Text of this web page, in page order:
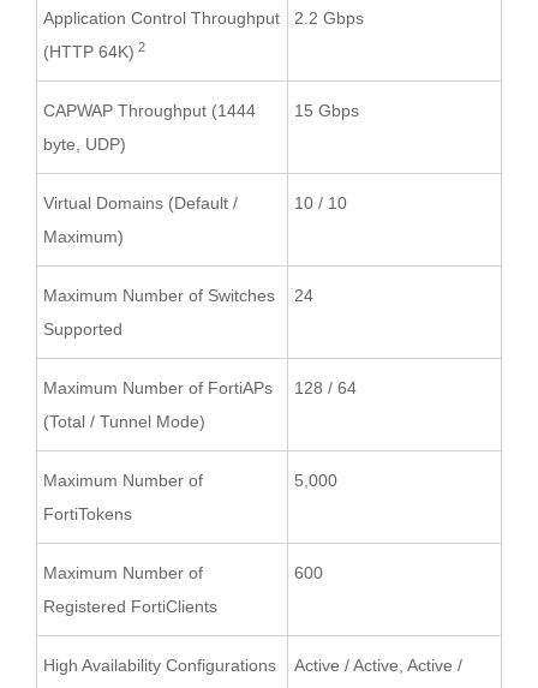
Application Control Throughput
(HTTP 64K) 2
2.2 Gbps
CAPWAP Throughput (1444
byte, UDP)
15 Gbps
Virtual Domains (Default /
Maximum)
10 / 10
Maximum Number of Switches
Supported
24
Maximum Number of FortiAPs
(Total / Tunnel Mode)
128 / 64
Maximum Number of
FortiTokens
5,000
Maximum Number of
Registered FortiClients
600
High Availability Configurations
Active / Active, Active /